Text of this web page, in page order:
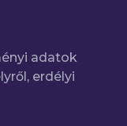
adatok
erdélyi